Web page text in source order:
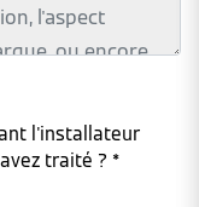
l'installateur
traité ? *